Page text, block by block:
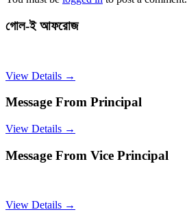
গোল-ই আফরোজ
View Details →
Message From Principal
View Details →
Message From Vice Principal
View Details →